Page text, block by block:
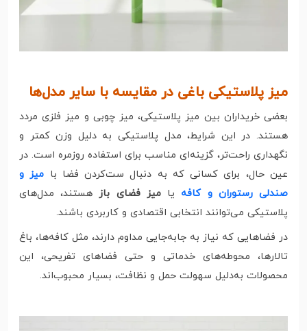
میز پلاستیکی باغی در مقایسه با سایر مدل‌ها
بعضی خریداران بین میز پلاستیکی، میز چوبی و میز فلزی مردد
هستند. در این شرایط، مدل پلاستیکی به دلیل وزن کمتر و
نگهداری راحت‌تر، گزینه‌ای مناسب برای استفاده روزمره است. در
عین حال، برای کسانی که به دنبال ست‌کردن فضا با میز و
صندلی رستوران و کافه یامیز فضای بازهستند، مدل‌های
پلاستیکی می‌توانند انتخابی اقتصادی و کاربردی باشند.
در فضاهایی که نیاز به جابه‌جایی مداوم دارند، مثل کافه‌ها، باغ
تالارها، محوطه‌های خدماتی و حتی فضاهای تفریحی، این
محصولات به‌دلیل سهولت حمل و نظافت، بسیار محبوب‌اند.